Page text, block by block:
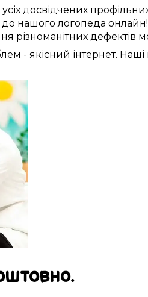
усіх досвідчених
до нашого логопеда онлайн!
різноманітних дефектів
- якісний інтернет. Наші